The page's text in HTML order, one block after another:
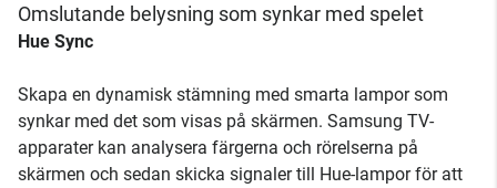
Omslutande belysning som synkar med spelet
Hue Sync
Skapa en dynamisk stämning med smarta lampor som
synkar med det som visas på skärmen. Samsung TV-
apparater kan analysera färgerna och rörelserna på
skärmen och sedan skicka signaler till Hue-lampor för att